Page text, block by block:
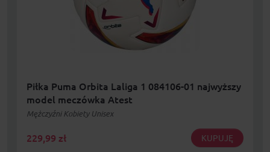
Piłka Puma Orbita Laliga 1 084106-01 najwyższy
model meczówka Atest
Mężczyźni Kobiety Unisex
229,99 zł KUPUJĘ